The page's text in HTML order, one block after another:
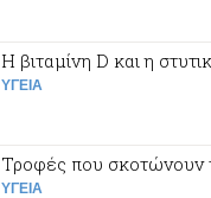
Η βιταμίνη D και η
ΥΓΕΙΑ
Τροφές που σκοτώνουν
ΥΓΕΙΑ